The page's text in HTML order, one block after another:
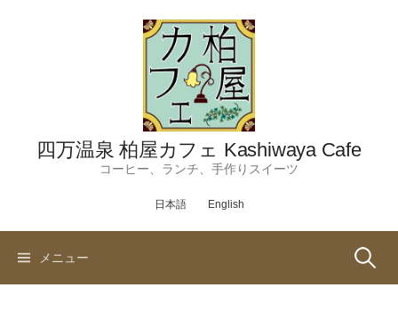
四万温泉 柏屋カフェ Kashiwaya Cafe
コーヒー、ランチ、手作りスイーツ
日本語 English
メニュー 検